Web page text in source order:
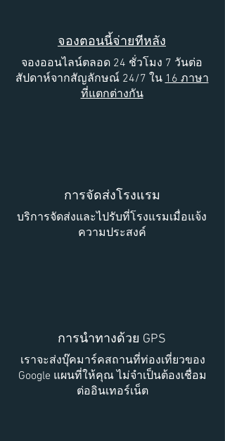
จองตอนนี้จ่ายทีหลัง
จองออนไลน์ตลอด 24 ชั่วโมง 7 วันต่อ
สัปดาห์จากสัญลักษณ์ 24/7 ใน16 ภาษา
ที่แตกต่างกัน
การจัดส่งโรงแรม
บริการจัดส่งและไปรับที่โรงแรมเมื่อแจ้ง
ความประสงค์
การนำทางด้วย GPS
เราจะส่งบุ๊คมาร์คสถานที่ท่องเที่ยวของ
Google แผนที่ให้คุณ ไม่จำเป็นต้องเชื่อม
ต่ออินเทอร์เน็ต